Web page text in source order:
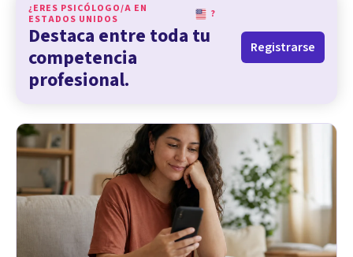
¿ERES PSICÓLOGO/A EN
ESTADOS UNIDOS
?
Destaca entre toda tu
competencia
profesional.
Registrarse